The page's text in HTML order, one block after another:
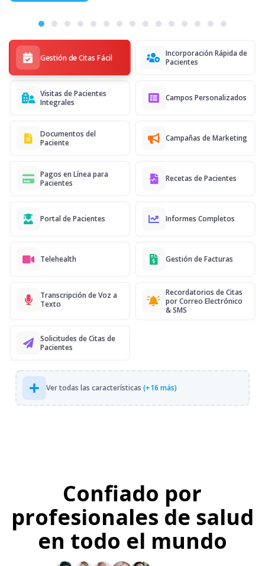
Gestión de Citas Fácil
Incorporación Rápida de
Pacientes
Visitas de Pacientes
Integrales
Campos Personalizados
Documentos del
Paciente
Campañas de Marketing
Pagos en Línea para
Pacientes
Recetas de Pacientes
Portal de Pacientes Informes Completos
Telehealth Gestión de Facturas
Transcripción de Voz a
Texto
Recordatorios de Citas
por Correo Electrónico
& SMS
Solicitudes de Citas de
Pacientes
Ver todas las características (+16 más)
Confiado por
profesionales de salud
en todo el mundo